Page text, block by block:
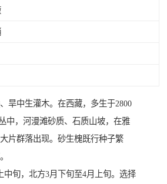
旱中生灌木。在西藏，多生于2800
中，河漫滩砂质、石质山坡，在雅
片群落出现。砂生槐既行种子繁
中旬，北方3月下旬至4月上旬。选择